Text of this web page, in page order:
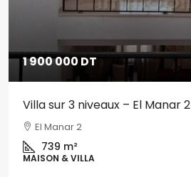
1 900 000 DT
Villa sur 3 niveaux – El Manar 2
El Manar 2
739 m²
MAISON & VILLA